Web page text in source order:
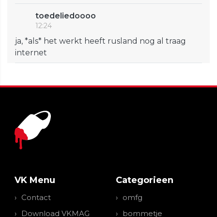
toedeliedoooo
12:24
ja, *als* het werkt heeft rusland nog al traag
internet
VK Menu
Contact
Download VKMAG
Categorieen
omfg
bommetje